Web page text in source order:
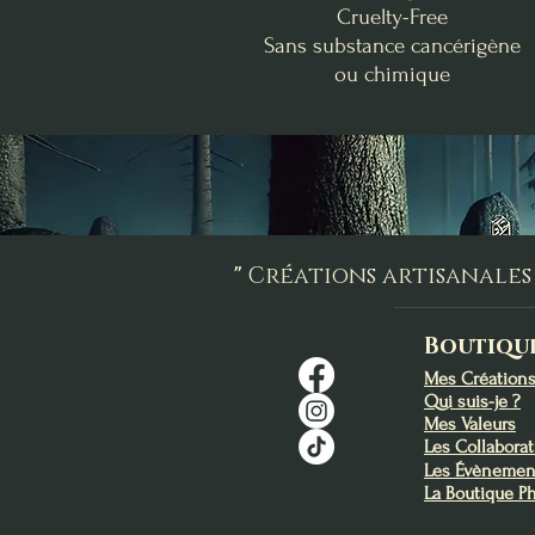
Abondance & Réussite
La Box de Lughnasadh
46,00 €
Ajouter au panier
Douceur Florale
Fondants d'Intention
Apaisement
Benjoin - Myrrhe
Bombe d'encens
Élévation
Cruelty-Free
Sans substance cancérigène
ou chimique
" Créations
Mes Créations
Qui suis-je ?
Mes Valeurs
Les
Les
La Boutique